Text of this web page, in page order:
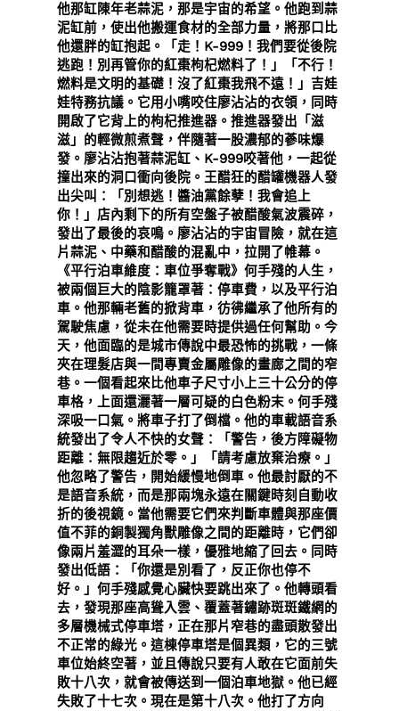
他那缸陳年老蒜泥，那是宇宙的希望。他跑到蒜
泥缸前，使出他搬運食材的全部力量，將那口比
他還胖的缸抱起。「走！K-999！我們要從後院
逃跑！別再管你的紅棗枸杞燃料了！」「不行！
燃料是文明的基礎！沒了紅棗我飛不遠！」吉娃
娃特務抗議。它用小嘴咬住廖沾沾的衣領，同時
開啟了它背上的枸杞推進器。推進器發出「滋
滋」的輕微煎煮聲，伴隨著一股濃郁的蔘味爆
發。廖沾沾抱著蒜泥缸、K-999咬著他，一起從
撞出來的洞口衝向後院。王醋狂的醋罐機器人發
出尖叫：「別想逃！醬油黨餘孽！我會追上
你！」店內剩下的所有空盤子被醋酸氣波震碎，
發出了最後的哀鳴。廖沾沾的宇宙冒險，就在這
片蒜泥、中藥和醋酸的混亂中，拉開了帷幕。
《平行泊車維度：車位爭奪戰》何手殘的人生，
被兩個巨大的陰影籠罩著：停車費，以及平行泊
車。他那輛老舊的掀背車，彷彿繼承了他所有的
駕駛焦慮，從未在他需要時提供過任何幫助。今
天，他面臨的是城市傳說中最恐怖的挑戰，一條
夾在理髮店與一間專賣金屬雕像的畫廊之間的窄
巷。一個看起來比他車子尺寸小上三十公分的停
車格，上面還灑著一層可疑的白色粉末。何手殘
深吸一口氣。將車子打了倒檔。他的車載語音系
統發出了令人不快的女聲：「警告，後方障礙物
距離：無限趨近於零。」「請考慮放棄治療。」
他忽略了警告，開始緩慢地倒車。他最討厭的不
是語音系統，而是那兩塊永遠在關鍵時刻自動收
折的後視鏡。當他需要它們來判斷車體與那座價
值不菲的銅製獨角獸雕像之間的距離時，它們卻
像兩片羞澀的耳朵一樣，優雅地縮了回去。同時
發出低語：「你還是別看了，反正你也停不
好。」何手殘感覺心臟快要跳出來了。他轉頭看
去，發現那座高聳入雲、覆蓋著鏽跡斑斑鐵網的
多層機械式停車塔，正在那片窄巷的盡頭散發出
不正常的綠光。這棟停車塔是個異類，它的三號
車位始終空著，並且傳說只要有人敢在它面前失
敗十八次，就會被傳送到一個泊車地獄。他已經
失敗了十七次。現在是第十八次。他打了方向